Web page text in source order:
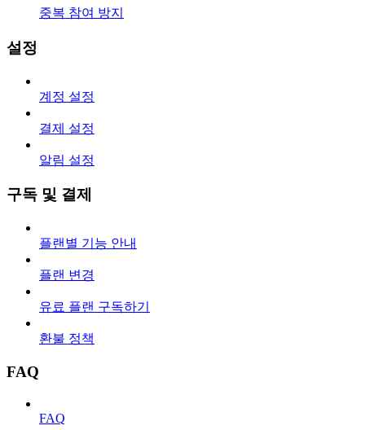
중복 참여 방지
설정
계정 설정
결제 설정
알림 설정
구독 및 결제
플랜별 기능 안내
플랜 변경
유료 플랜 구독하기
환불 정책
FAQ
FAQ